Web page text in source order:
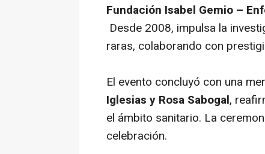
Fundación Isabel Gemio –
Desde 2008, impulsa la
raras, colaborando con
El evento concluyó con una
Iglesias y Rosa Sabogal,
el ámbito sanitario. La
celebración.